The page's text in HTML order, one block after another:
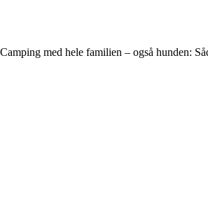
Camping med hele familien – også hunden: